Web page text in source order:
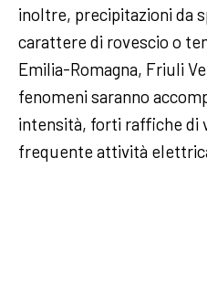
inoltre, precipitazioni da
carattere di rovescio o
Emilia-Romagna, Friuli
fenomeni saranno
intensità, forti raffiche di
frequente attività